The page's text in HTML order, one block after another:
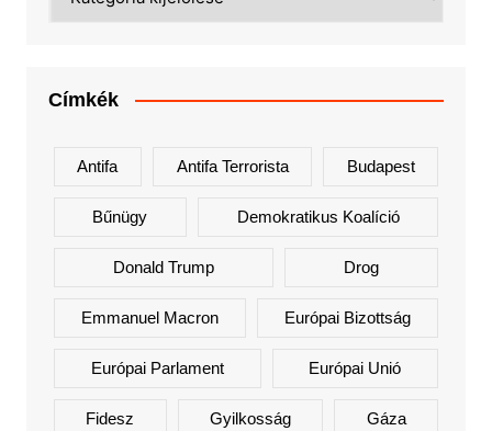
Címkék
Antifa Antifa Terrorista Budapest
Bűnügy Demokratikus Koalíció
Donald Trump Drog
Emmanuel Macron Európai Bizottság
Európai Parlament Európai Unió
Fidesz Gyilkosság Gáza